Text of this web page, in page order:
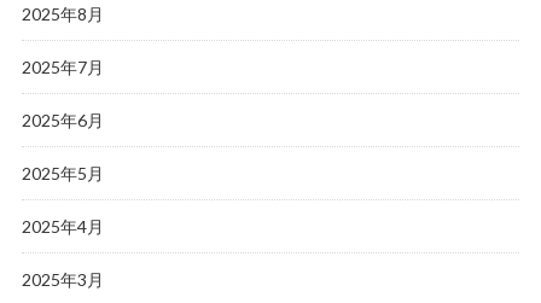
2025年8月
2025年7月
2025年6月
2025年5月
2025年4月
2025年3月